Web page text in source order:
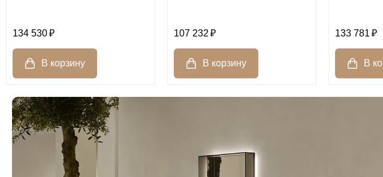
134 530 107 232 133 781